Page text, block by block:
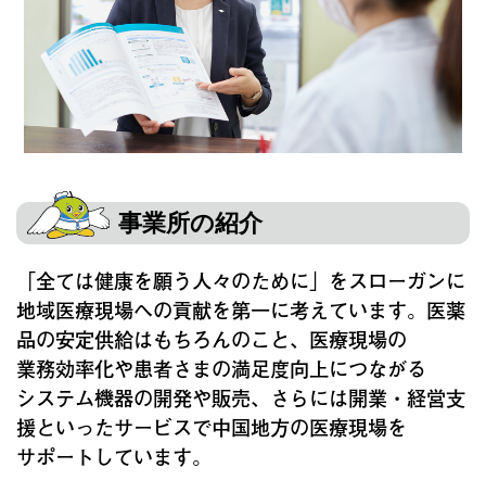
事業所の紹介
「全ては健康を願う人々のために」をスローガンに
地域医療現場への貢献を第一に考えています。医薬
品の安定供給はもちろんのこと、医療現場の
業務効率化や患者さまの満足度向上につながる
システム機器の開発や販売、さらには開業・経営支
援といったサービスで中国地方の医療現場を
サポートしています。